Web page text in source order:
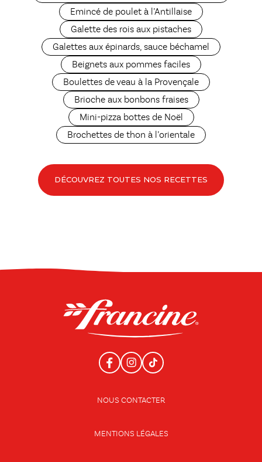
Emincé de poulet à l’Antillaise
Galette des rois aux pistaches
Galettes aux épinards, sauce béchamel
Beignets aux pommes faciles
Boulettes de veau à la Provençale
Brioche aux bonbons fraises
Mini-pizza bottes de Noël
Brochettes de thon à l’orientale
DÉCOUVREZ TOUTES NOS RECETTES
NOUS CONTACTER
MENTIONS LÉGALES